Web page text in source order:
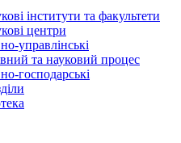
інститути та факультети
центри
управлінські
та науковий процес
господарські